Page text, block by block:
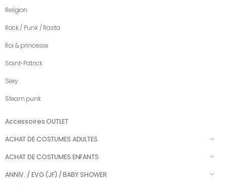
Religion
Rock / Punk / Rasta
Roi & princesse
Saint-Patrick
Sexy
Steam punk
Accessoires OUTLET
ACHAT DE COSTUMES ADULTES
ACHAT DE COSTUMES ENFANTS
ANNIV. / EVG (JF) / BABY SHOWER